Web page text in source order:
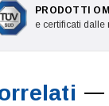
PRODOTTI
e certificati dalle